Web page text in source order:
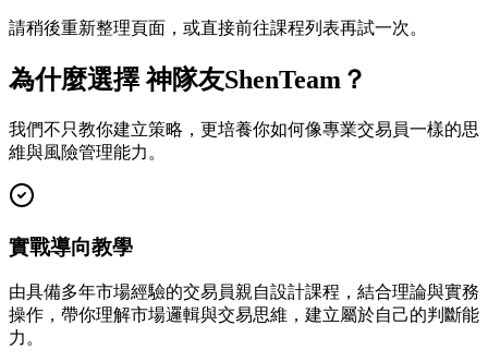
請稍後重新整理頁面，或直接前往課程列表再試一次。
為什麼選擇 神隊友ShenTeam？
我們不只教你建立策略，更培養你如何像專業交易員一樣的思
維與風險管理能力。
實戰導向教學
由具備多年市場經驗的交易員親自設計課程，結合理論與實務
操作，帶你理解市場邏輯與交易思維，建立屬於自己的判斷能
力。